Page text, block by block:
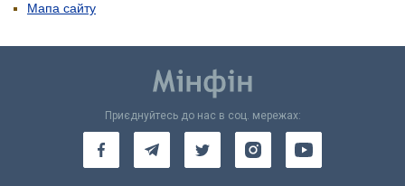
Мапа сайту
Приєднуйтесь до нас в соц. мережах: